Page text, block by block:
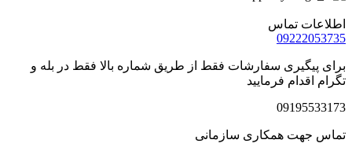
اطلاعات تماس
09222053735
برای پیگیری سفارشات فقط از طریق شماره بالا فقط در بله و
تگرام اقدام فرمایید
09195533173
تماس جهت همکاری سازمانی